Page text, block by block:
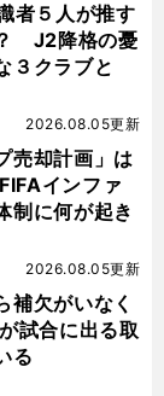
者５人が推す
J2降格の憂
３クラブと
売却計画」は
インファ
制に何が起き
2026.08.05更新
補欠がいなく
試合に出る取
る
2026.08.05更新